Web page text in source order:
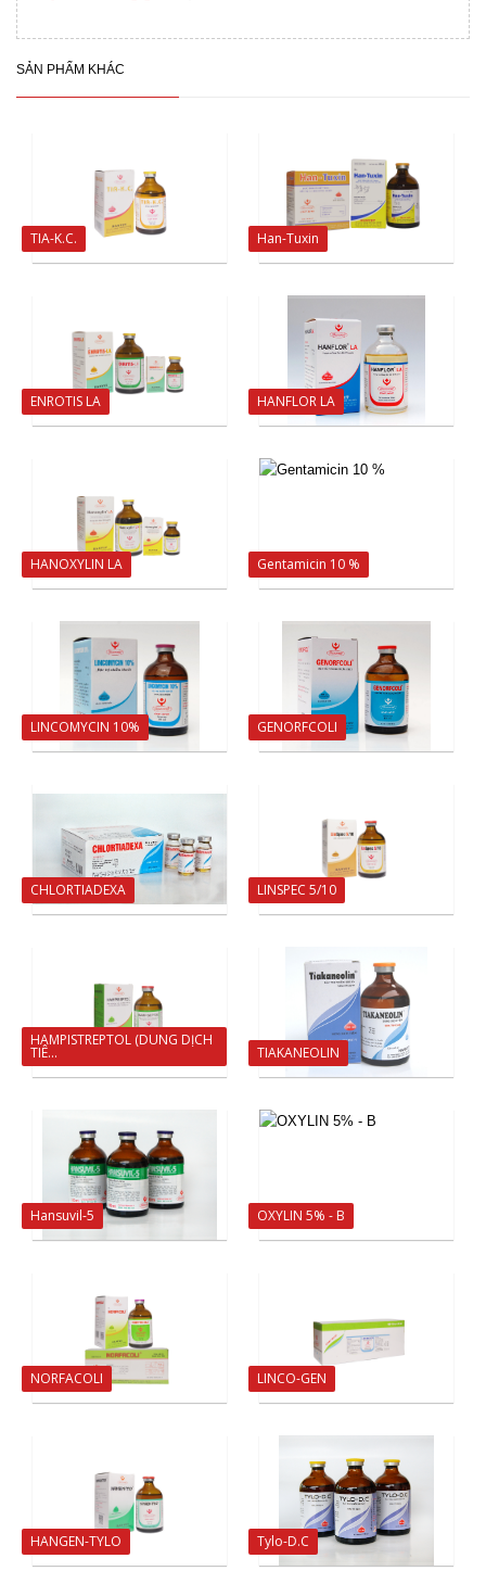
SẢN PHẨM KHÁC
TIA-K.C. Han-Tuxin
ENROTIS LA HANFLOR LA
HANOXYLIN LA Gentamicin 10 %
LINCOMYCIN 10% GENORFCOLI
CHLORTIADEXA LINSPEC 5/10
HAMPISTREPTOL (DUNG DỊCH
TIÊ... TIAKANEOLIN
Hansuvil-5 OXYLIN 5% - B
NORFACOLI LINCO-GEN
HANGEN-TYLO Tylo-D.C